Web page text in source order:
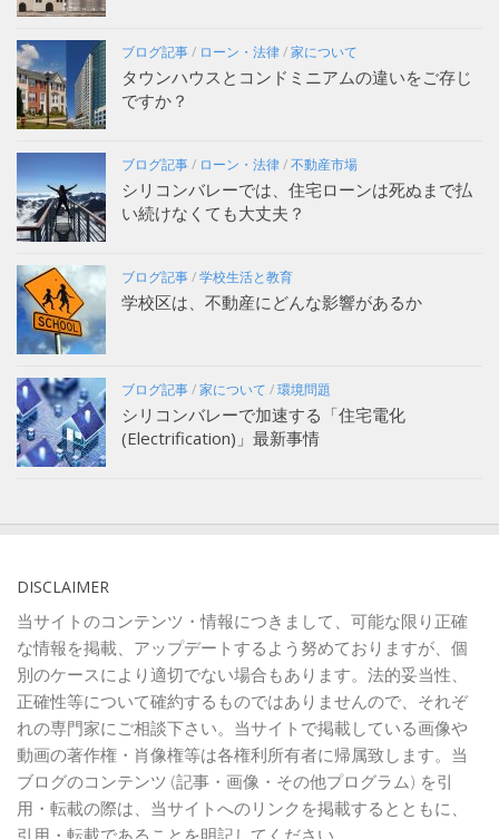
ブログ記事/ ローン・法律/家について
タウンハウスとコンドミニアムの違いをご存じ
ですか？
ブログ記事/ ローン・法律/不動産市場
シリコンバレーでは、住宅ローンは死ぬまで払
い続けなくても大丈夫？
ブログ記事/学校生活と教育
学校区は、不動産にどんな影響があるか
ブログ記事/家について /環境問題
シリコンバレーで加速する「住宅電化
(Electrification)」最新事情
DISCLAIMER
当サイトのコンテンツ・情報につきまして、可能な限り正確
な情報を掲載、アップデートするよう努めておりますが、個
別のケースにより適切でない場合もあります。法的妥当性、
正確性等について確約するものではありませんので、それぞ
れの専門家にご相談下さい。当サイトで掲載している画像や
動画の著作権・肖像権等は各権利所有者に帰属致します。当
ブログのコンテンツ (記事・画像・その他プログラム) を引
用・転載の際は、当サイトへのリンクを掲載するとともに、
引用・転載であることを明記してください。